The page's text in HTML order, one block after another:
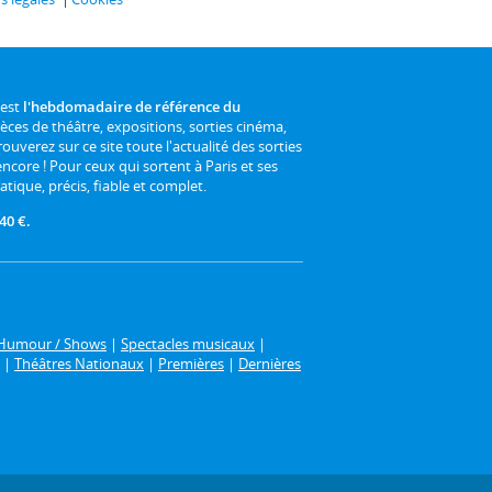
l'hebdomadaire de référence du
de théâtre, expositions, sorties cinéma,
sur ce site toute l'actualité des sorties
! Pour ceux qui sortent à Paris et ses
précis, fiable et complet.
€.
/ Shows | Spectacles musicaux |
| Théâtres Nationaux | Premières | Dernières